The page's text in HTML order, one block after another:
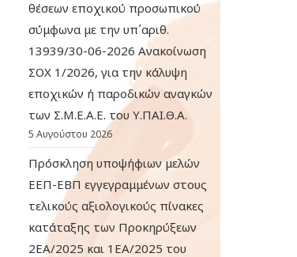
θέσεων εποχικού προσωπικού
σύμφωνα με την υπ΄αριθ.
13939/30-06-2026 Ανακοίνωση
ΣΟΧ 1/2026, για την κάλυψη
εποχικών ή παροδικών αναγκών
των Σ.Μ.Ε.Α.Ε. του Υ.ΠΑΙ.Θ.Α.
5 Αυγούστου 2026
Πρόσκληση υποψήφιων μελών
ΕΕΠ-ΕΒΠ εγγεγραμμένων στους
τελικούς αξιολογικούς πίνακες
κατάταξης των Προκηρύξεων
2ΕΑ/2025 και 1ΕΑ/2025 του